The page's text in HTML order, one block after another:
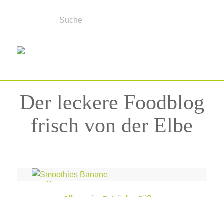
Der leckere Foodblog
frisch von der Elbe
Schlagwortarchiv für: